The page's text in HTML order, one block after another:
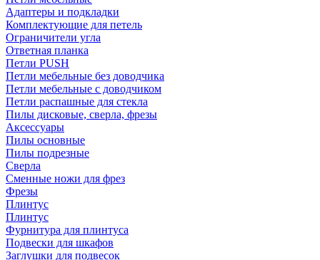
Адаптеры и подкладки
Комплектующие для петель
Ограничители угла
Ответная планка
Петли PUSH
Петли мебельные без доводчика
Петли мебельные с доводчиком
Петли распашные для стекла
Пилы дисковые, сверла, фрезы
Аксессуары
Пилы основные
Пилы подрезные
Сверла
Сменные ножи для фрез
Фрезы
Плинтус
Плинтус
Фурнитура для плинтуса
Подвески для шкафов
Заглушки для подвесок